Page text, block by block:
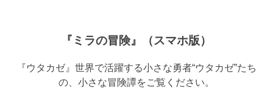
『ミラの冒険』（スマホ版）
『ウタカゼ』世界で活躍する小さな勇者“ウタカゼ”たち
の、小さな冒険譚をご覧ください。